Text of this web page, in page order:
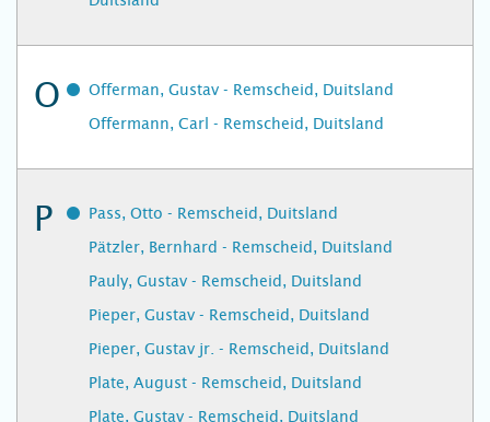
O
Offerman, Gustav - Remscheid, Duitsland
Offermann, Carl - Remscheid, Duitsland
P
Pass, Otto - Remscheid, Duitsland
Pätzler, Bernhard - Remscheid, Duitsland
Pauly, Gustav - Remscheid, Duitsland
Pieper, Gustav - Remscheid, Duitsland
Pieper, Gustav jr. - Remscheid, Duitsland
Plate, August - Remscheid, Duitsland
Plate, Gustav - Remscheid, Duitsland